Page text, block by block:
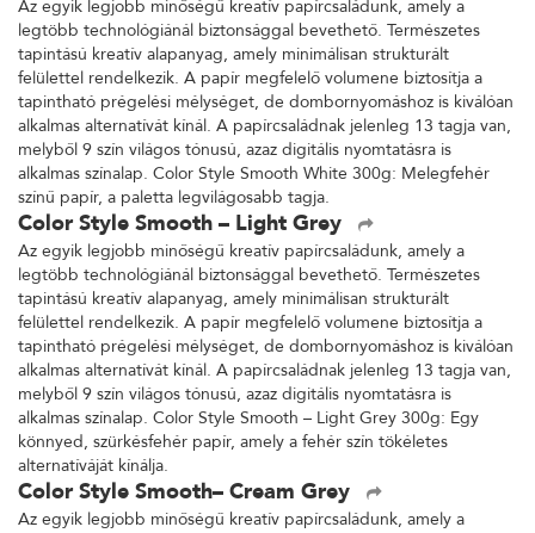
Az egyik legjobb minőségű kreatív papírcsaládunk, amely a
legtöbb technológiánál biztonsággal bevethető. Természetes
tapintású kreatív alapanyag, amely minimálisan strukturált
felülettel rendelkezik. A papír megfelelő volumene biztosítja a
tapintható prégelési mélységet, de dombornyomáshoz is kiválóan
alkalmas alternatívát kínál. A papírcsaládnak jelenleg 13 tagja van,
melyből 9 szín világos tónusú, azaz digitális nyomtatásra is
alkalmas színalap. Color Style Smooth White 300g: Melegfehér
színű papír, a paletta legvilágosabb tagja.
Color Style Smooth – Light Grey
Az egyik legjobb minőségű kreatív papírcsaládunk, amely a
legtöbb technológiánál biztonsággal bevethető. Természetes
tapintású kreatív alapanyag, amely minimálisan strukturált
felülettel rendelkezik. A papír megfelelő volumene biztosítja a
tapintható prégelési mélységet, de dombornyomáshoz is kiválóan
alkalmas alternatívát kínál. A papírcsaládnak jelenleg 13 tagja van,
melyből 9 szín világos tónusú, azaz digitális nyomtatásra is
alkalmas színalap. Color Style Smooth – Light Grey 300g: Egy
könnyed, szürkésfehér papír, amely a fehér szín tökéletes
alternatíváját kínálja.
Color Style Smooth– Cream Grey
Az egyik legjobb minőségű kreatív papírcsaládunk, amely a